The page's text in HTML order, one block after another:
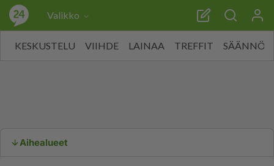
Valikko
KESKUSTELU VIIHDE LAINAA TREFFIT SÄÄNNÖT
Aihealueet